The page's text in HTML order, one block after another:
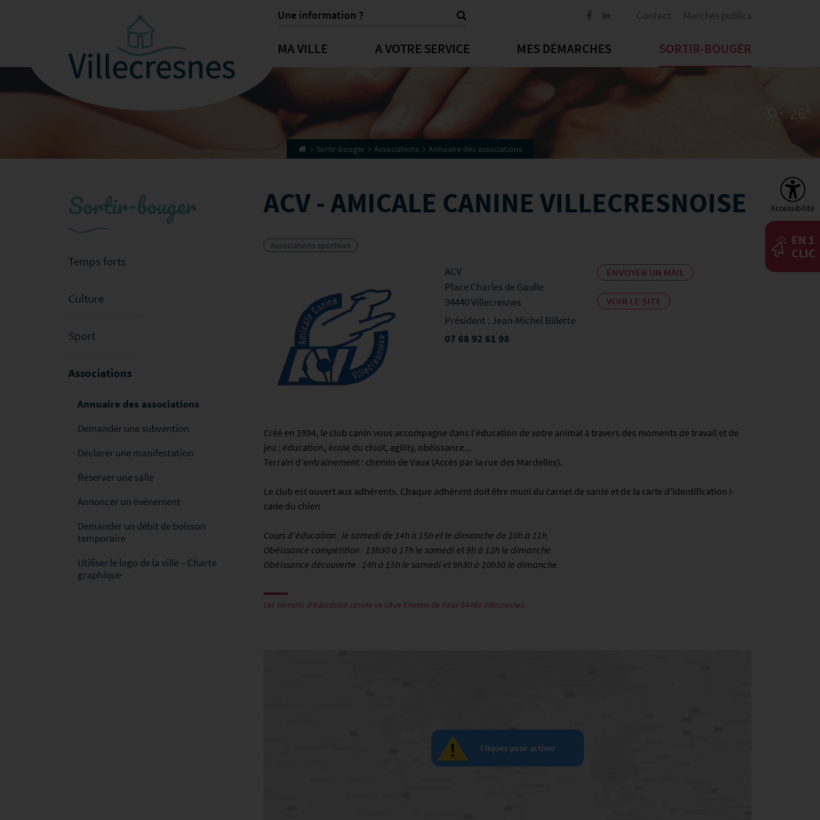
Contact Marchés publics
MA VILLE A VOTRE SERVICE MES DÉMARCHES SORTIR-BOUGER
Accessibilité
EN 1
CLIC
Sortir-bouger Associations Annuaire des associations
26°
ACV - AMICALE CANINE VILLECRESNOISE
Associations sportives
ACV
Place Charles de Gaulle
94440 Villecresnes
Président : Jean-Michel Billette
07 68 92 61 98
ENVOYER UN MAIL
VOIR LE SITE
Créé en 1994, le club canin vous accompagne dans l'éducation de votre animal à travers des moments de travail et de
jeu : éducation, école du chiot, agility, obéissance...
Terrain d'entrainement : chemin de Vaux (Accès par la rue des Mardelles).
Le club est ouvert aux adhérents. Chaque adhérent doit être muni du carnet de santé et de la carte d'identification I-
cade du chien
Cours d'éducation : le samedi de 14h à 15h et le dimanche de 10h à 11h.
Obéissance compétition : 13h30 à 17h le samedi et 9h à 12h le dimanche.
Obéissance découverte : 14h à 15h le samedi et 9h30 à 10h30 le dimanche.
Les terrains d'éducation canine se situe Chemin de Vaux 94440 Villecresnes
Cliquez pour activer
Sortir-bouger
Temps forts
Culture
Sport
Associations
Annuaire des associations
Demander une subvention
Déclarer une manifestation
Réserver une salle
Annoncer un évènement
Demander un débit de boisson
temporaire
Utiliser le logo de la ville – Charte
graphique